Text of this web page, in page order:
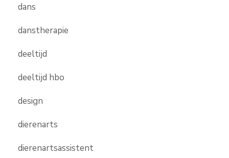
dans
danstherapie
deeltijd
deeltijd hbo
design
dierenarts
dierenartsassistent